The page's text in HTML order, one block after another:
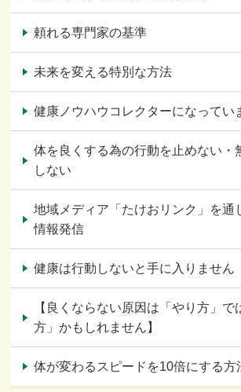
頼れる専門家の基準
未来を変える特別な方法
健康ノウハウコレクターになってい
体を良くする為の行動を止めない・
しない
地域メディア「たけおリンク」を通
情報発信
健康は行動しないと手に入りません
【良くならない原因は「やり方」で
方」かもしれません】
体が変わるスピードを10倍にする方